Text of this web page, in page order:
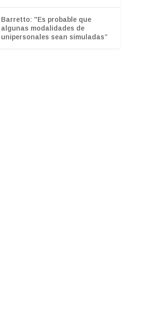
Barretto: "Es probable que
algunas modalidades de
unipersonales sean simuladas”